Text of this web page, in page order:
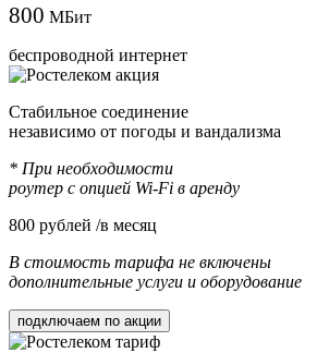
800 МБит
беспроводной интернет
Cтабильное соединение
независимо от погоды и вандализма
* При необходимости
роутер с опцией Wi-Fi в аренду
800 рублей /в месяц
В стоимость тарифа не включены
дополнительные услуги и оборудование
подключаем по акции